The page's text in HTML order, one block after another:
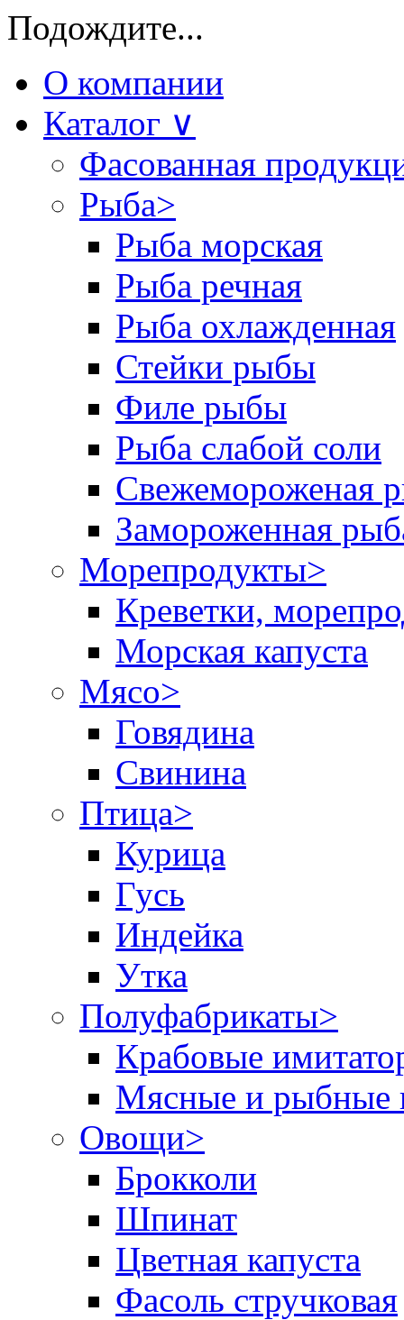
Подождите...
О компании
Каталог ∨
Фасованная
Рыба>
Рыба морская
Рыба речная
Рыба охлажденная
Стейки рыбы
Филе рыбы
Рыба слабой соли
Свежемороженая
Замороженная
Морепродукты>
Креветки,
Морская капуста
Мясо>
Говядина
Свинина
Птица>
Курица
Гусь
Индейка
Утка
Полуфабрикаты>
Крабовые
Мясные и рыбные
Овощи>
Брокколи
Шпинат
Цветная капуста
Фасоль стручковая